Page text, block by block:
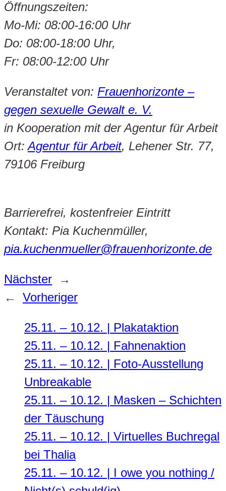
Öffnungszeiten:
Mo-Mi: 08:00-16:00 Uhr
Do: 08:00-18:00 Uhr,
Fr: 08:00-12:00 Uhr
Veranstaltet von: Frauenhorizonte –
gegen sexuelle Gewalt e. V.
in Kooperation mit der Agentur für Arbeit
Ort:Agentur für Arbeit, Lehener Str. 77,
79106 Freiburg
Barrierefrei, kostenfreier Eintritt
Kontakt: Pia Kuchenmüller,
pia.kuchenmueller@frauenhorizonte.de
Nächster
→
←
Vorheriger
25.11. – 10.12. | Plakataktion
25.11. – 10.12. | Fahnenaktion
25.11. – 10.12. | Foto-Ausstellung
Unbreakable
25.11. – 10.12. | Masken – Schichten
der Täuschung
25.11. – 10.12. | Virtuelles Buchregal
bei Thalia
25.11. – 10.12. | I owe you nothing /